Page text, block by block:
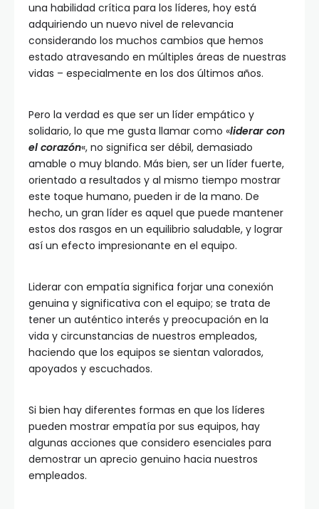
una habilidad crítica para los líderes, hoy está
adquiriendo un nuevo nivel de relevancia
considerando los muchos cambios que hemos
estado atravesando en múltiples áreas de nuestras
vidas – especialmente en los dos últimos años.
Pero la verdad es que ser un líder empático y
solidario, lo que me gusta llamar como «liderar con
el corazón«, no significa ser débil, demasiado
amable o muy blando. Más bien, ser un líder fuerte,
orientado a resultados y al mismo tiempo mostrar
este toque humano, pueden ir de la mano. De
hecho, un gran líder es aquel que puede mantener
estos dos rasgos en un equilibrio saludable, y lograr
así un efecto impresionante en el equipo.
Liderar con empatía significa forjar una conexión
genuina y significativa con el equipo; se trata de
tener un auténtico interés y preocupación en la
vida y circunstancias de nuestros empleados,
haciendo que los equipos se sientan valorados,
apoyados y escuchados.
Si bien hay diferentes formas en que los líderes
pueden mostrar empatía por sus equipos, hay
algunas acciones que considero esenciales para
demostrar un aprecio genuino hacia nuestros
empleados.